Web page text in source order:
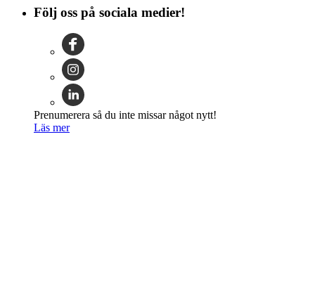
Följ oss på sociala medier!
Prenumerera så du inte missar något nytt!
Läs mer